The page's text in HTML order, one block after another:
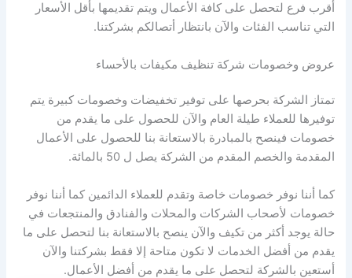
أقرب فرع لتحصل على كافة الأعمال ويتم تقديمها بأقل الأسعار
التي تناسب الفئات والآن بانتظار أتصالكم بشركتنا.
عروض وخصومات شركة تنظيف مكيفات بالأحساء
تمتاز الشركة بحرصها على توفير تخفيضات وخصومات كبيرة يتم
توفيرها للعملاء طيلة العام والآن للحصول على ما يقدم من
خصومات فينصح بالمبادرة بالاستعانة بنا للحصول على الأعمال
المقدمة والخصم المقدم من الشركة يصل ل 50 بالمائة.
كما أننا نوفر خصومات خاصة وتقدم للعملاء الدائمين كما أننا نوفر
خصومات لأصحاب الشركات والمحلات والفنادق والمنتجعات في
حالة يوجد أكثر من تكيف والآن ينصح بالاستعانة بنا لتحصل على ما
يقدم من أفضل الخدمات لا تكون متاحة إلا فقط بشركتنا والآن
أستعين بالشركة لتحصل على ما يقدم من أفضل الأعمال.